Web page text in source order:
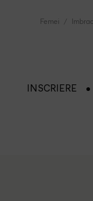
Femei
INSCRIERE